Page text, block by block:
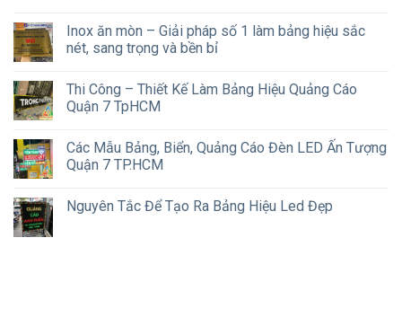
Inox ăn mòn – Giải pháp số 1 làm bảng hiệu sắc
nét, sang trọng và bền bỉ
Thi Công – Thiết Kế Làm Bảng Hiệu Quảng Cáo
Quận 7 TpHCM
Các Mẫu Bảng, Biển, Quảng Cáo Đèn LED Ấn Tượng
Quận 7 TP.HCM
Nguyên Tắc Để Tạo Ra Bảng Hiệu Led Đẹp